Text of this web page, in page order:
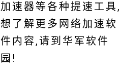
加速器等各种提速工具,
想了解更多网络加速软
件内容,请到华军软件
园!